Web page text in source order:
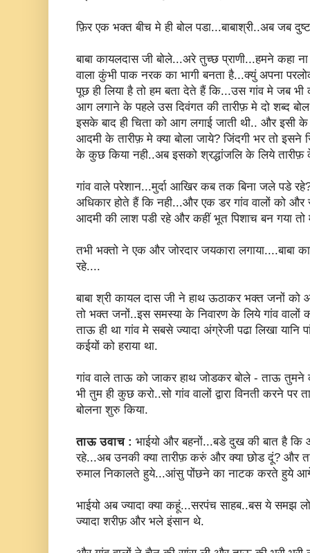
फ़िर एक भक्त बीच मे ही बोल पडा...बाबाश्री..अब जब
बाबा कायलदास जी बोले...अरे तुच्छ प्राणी...हमने कहा
वाला कुंभी पाक नरक का भागी बनता है...क्युं अपना
पूछ ही लिया है तो हम बता देते हैं कि...उस गांव मे जब भी
आग लगाने के पहले उस दिवंगत की तारीफ़ मे दो शब्द
इसके बाद ही चिता को आग लगाई जाती थी.. और इसी
आदमी के तारीफ़ मे क्या बोला जाये? जिंदगी भर तो इसने
के कुछ किया नही..अब इसको श्रद्धांजलि के लिये
गांव वाले परेशान...मुर्दा आखिर कब तक बिना जले पडे
अधिकार होते हैं कि नही...और एक डर गांव वालों को और
आदमी की लाश पडी रहे और कहीं भूत पिशाच बन गया तो
तभी भक्तो ने एक और जोरदार जयकारा लगाया....बाबा
रहे....
बाबा श्री कायल दास जी ने हाथ ऊठाकर भक्त जनों को
तो भक्त जनों..इस समस्या के निवारण के लिये गांव
ताऊ ही था गांव मे सबसे ज्यादा अंग्रेजी पढा लिखा
कईयों को हराया था.
गांव वाले ताऊ को जाकर हाथ जोडकर बोले - ताऊ
भी तुम ही कुछ करो..सो गांव वालों द्वारा विनती करने पर
बोलना शुरु किया.
ताऊ उवाच : भाईयो और बहनों...बडे दुख की बात है कि
रहे...अब उनकी क्या तारीफ़ करुं और क्या छोड दूं? और
रुमाल निकालते हुये...आंसु पोंछने का नाटक करते हुये
भाईयो अब ज्यादा क्या कहूं...सरपंच साहब..बस ये समझ
ज्यादा शरीफ़ और भले इंसान थे.